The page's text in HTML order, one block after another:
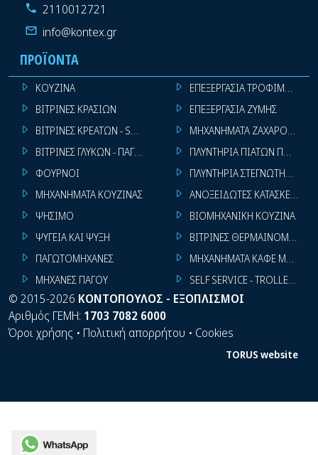
2110012721
info@kontex.gr
WhatsApp
ΠΡΟΪΌΝΤΑ
ΚΟΥΖΙΝΑ
ΒΙΤΡΙΝΕΣ ΚΡΑΣΙΩΝ
ΒΙΤΡΙΝΕΣ ΚΡΕΑΤΩΝ - SUPER MARKET
ΒΙΤΡΙΝΕΣ ΓΛΥΚΩΝ - ΠΑΓΩΤΩΝ
ΦΟΥΡΝΟΙ
ΜΗΧΑΝΗΜΑΤΑ ΚΟΥΖΙΝΑΣ
ΨΗΣΙΜΟ
ΨΥΓΕΙΑ ΚΑΙ ΨΥΞΗ
ΠΑΓΩΤΟΜΗΧΑΝΕΣ
ΜΗΧΑΝΕΣ ΠΑΓΟΥ
ΕΠΕΞΕΡΓΑΣΙΑ ΤΡΟΦΙΜΩΝ
ΕΠΕΞΕΡΓΑΣΙΑ ΖΥΜΗΣ
ΜΗΧΑΝΗΜΑΤΑ
ΠΛΥΝΤΗΡΙΑ ΠΙΑΤΩΝ
ΠΛΥΝΤΗΡΙΑ ΣΤΕΓΝΩΤΗΡΙΑ
ΑΝΟΞΕΙΔΩΤΕΣ ΚΑΤΑΣΚΕΥΕΣ
ΒΙΟΜΗΧΑΝΙΚΗ ΚΟΥΖΙΝΑ
ΒΙΤΡΙΝΕΣ ΘΕΡΜΑΙΝΟΜΕΝΕΣ
ΜΗΧΑΝΗΜΑΤΑ ΚΑΦΕ ΜΠΑΡ
SELF SERVICE - TROLLEY -
© 2015-2026 ΚΟΝΤΟΠΟΥΛΟΣ - ΕΞΟΠΛΙΣΜΟΙ
Αριθμός ΓΕΜΗ: 1703 7082 6000
Όροι χρήσης • Πολιτική απορρήτου • Cookies
TORUS website